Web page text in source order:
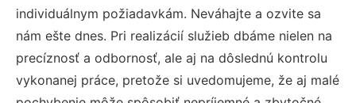
individuálnym požiadavkám. Neváhajte a ozvite sa
nám ešte dnes. Pri realizácií služieb dbáme nielen na
precíznosť a odbornosť, ale aj na dôslednú kontrolu
vykonanej práce, pretože si uvedomujeme, že aj malé